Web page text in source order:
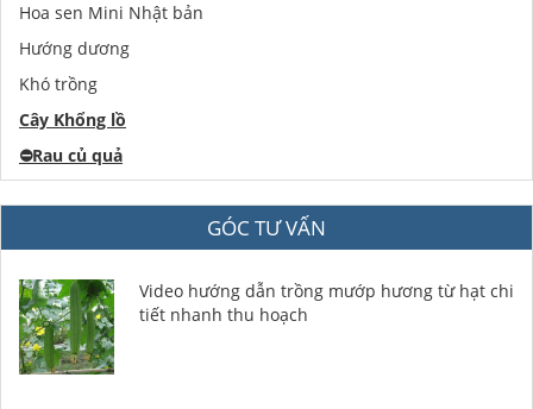
Hoa sen Mini Nhật bản
Hướng dương
Khó trồng
Cây Khổng lồ
⛔️Rau củ quả
GÓC TƯ VẤN
Video hướng dẫn trồng mướp hương từ hạt chi
tiết nhanh thu hoạch